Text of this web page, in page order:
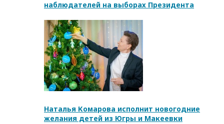
наблюдателей на выборах Президента
Наталья Комарова исполнит новогодние
желания детей из Югры и Макеевки